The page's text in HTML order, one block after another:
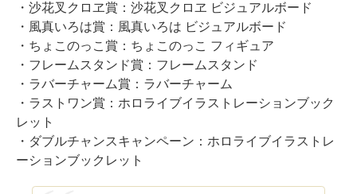
・沙花叉クロヱ賞：沙花叉クロヱ ビジュアルボード
・風真いろは賞：風真いろは ビジュアルボード
・ちょこのっこ賞：ちょこのっこ フィギュア
・フレームスタンド賞：フレームスタンド
・ラバーチャーム賞：ラバーチャーム
・ラストワン賞：ホロライブイラストレーションブック
レット
・ダブルチャンスキャンペーン：ホロライブイラストレ
ーションブックレット